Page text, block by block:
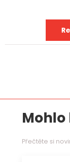
Mohlo
Přečtěte si